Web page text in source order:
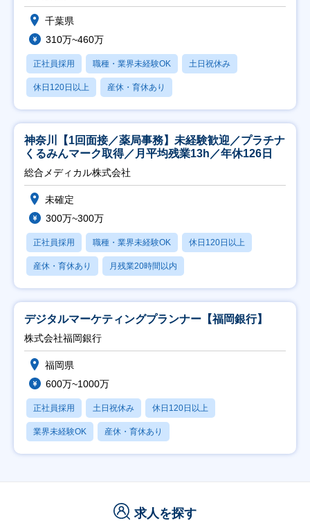
千葉県
310万~460万
正社員採用 職種・業界未経験OK 土日祝休み
休日120日以上 産休・育休あり
神奈川【1回面接／薬局事務】未経験歓迎／プラチナ
くるみんマーク取得／月平均残業13h／年休126日
総合メディカル株式会社
未確定
300万~300万
正社員採用 職種・業界未経験OK 休日120日以上
産休・育休あり 月残業20時間以内
デジタルマーケティングプランナー【福岡銀行】
株式会社福岡銀行
福岡県
600万~1000万
正社員採用 土日祝休み 休日120日以上
業界未経験OK 産休・育休あり
求人を探す